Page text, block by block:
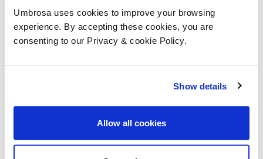
Umbrosa uses cookies to improve your browsing
experience. By accepting these cookies, you are
consenting to our Privacy & cookie Policy.
Show details
Allow all cookies